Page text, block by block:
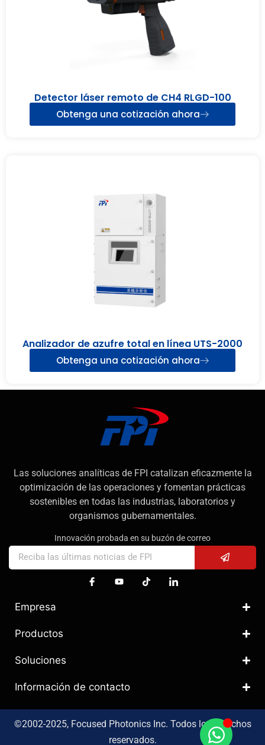
Detector láser remoto de CH4 RLGD-100
Obtenga una cotización ahora
Analizador de azufre total en línea UTS-2000
Obtenga una cotización ahora
Las soluciones analíticas de FPI catalizan eficazmente la
optimización de las operaciones y fomentan prácticas
sostenibles en todas las industrias, laboratorios y
organismos gubernamentales.
Innovación probada en su buzón de correo
Empresa
Productos
Soluciones
Información de contacto
©2002-2025, Focused Photonics Inc. Todos los derechos
reservados.